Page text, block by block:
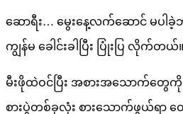
ဆောရီး… မွေးနေ့လက်ဆောင် မပါခဲ့
ကျွန်မ ခေါင်းခါပြီး ပြုံးပြ လိုက်တယ်။
မီးဖိုထဲဝင်ပြီး အစားအသောက်တွေ
စားပွဲတစ်ခုလုံး စားသောက်ဖွယ်ရာ